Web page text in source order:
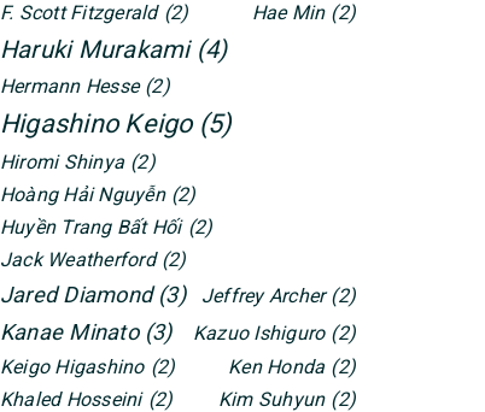
F. Scott Fitzgerald (2) Hae Min (2)
Haruki Murakami (4)
Hermann Hesse (2)
Higashino Keigo (5)
Hiromi Shinya (2)
Hoàng Hải Nguyễn (2)
Huyền Trang Bất Hối (2)
Jack Weatherford (2)
Jared Diamond (3) Jeffrey Archer (2)
Kanae Minato (3) Kazuo Ishiguro (2)
Keigo Higashino (2) Ken Honda (2)
Khaled Hosseini (2) Kim Suhyun (2)